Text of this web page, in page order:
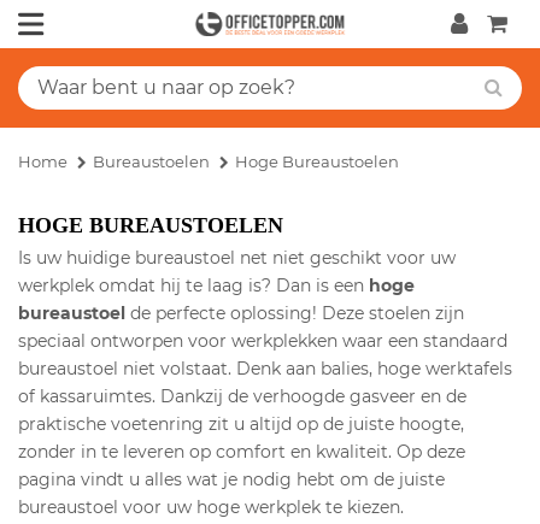
Home Bureaustoelen Hoge Bureaustoelen
HOGE BUREAUSTOELEN
Is uw huidige bureaustoel net niet geschikt voor uw
werkplek omdat hij te laag is? Dan is een hoge
bureaustoel de perfecte oplossing! Deze stoelen zijn
speciaal ontworpen voor werkplekken waar een standaard
bureaustoel niet volstaat. Denk aan balies, hoge werktafels
of kassaruimtes. Dankzij de verhoogde gasveer en de
praktische voetenring zit u altijd op de juiste hoogte,
zonder in te leveren op comfort en kwaliteit. Op deze
pagina vindt u alles wat je nodig hebt om de juiste
bureaustoel voor uw hoge werkplek te kiezen.